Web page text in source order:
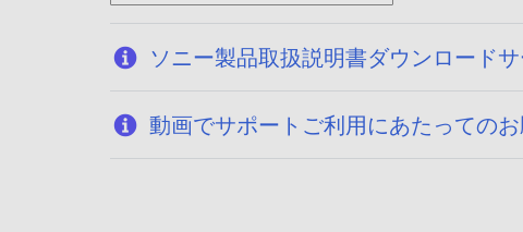
ソニー製品取扱説明書ダウンロード
動画でサポートご利用にあたっての